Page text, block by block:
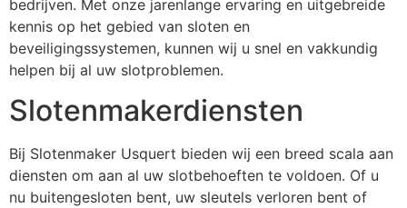
bedrijven. Met onze jarenlange ervaring en uitgebreide
kennis op het gebied van sloten en
beveiligingssystemen, kunnen wij u snel en vakkundig
helpen bij al uw slotproblemen.
Slotenmakerdiensten
Bij Slotenmaker Usquert bieden wij een breed scala aan
diensten om aan al uw slotbehoeften te voldoen. Of u
nu buitengesloten bent, uw sleutels verloren bent of